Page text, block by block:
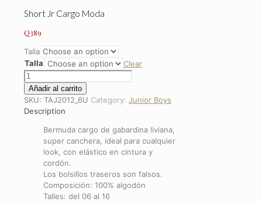
Short Jr Cargo Moda
Q389
Talla
Talla
Clear
Short
Jr
Cargo
Moda
Añadir al carrito
SKU: TAJ2012_6U Category: Junior Boys
Description
Bermuda cargo de gabardina liviana,
super canchera, ideal para cualquier
look, con elástico en cintura y
cordón.
Los bolsillos traseros son falsos.
Composición: 100% algodón
Talles: del 06 al 16